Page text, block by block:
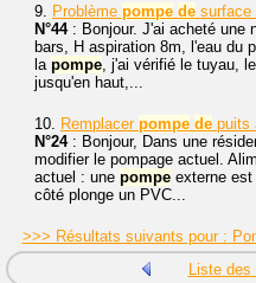
9. Problème pompe de surface
N°44: Bonjour. J'ai acheté une
bars, H aspiration 8m, l'eau du
la pompe , j'ai vérifié le tuyau,
jusqu'en haut,...
10. Remplacer pompe de puits
N°24: Bonjour, Dans une
modifier le pompage actuel.
actuel : une pompe externe
côté plonge un PVC...
>>> Résultats suivants pour :
Liste